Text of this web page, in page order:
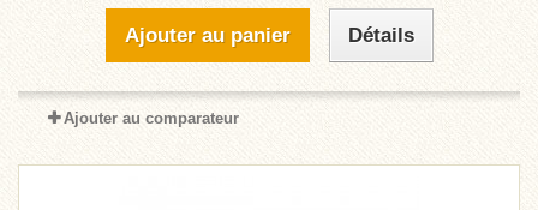
Ajouter au panier Détails
Ajouter au comparateur